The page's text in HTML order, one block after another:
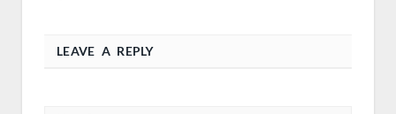
LEAVE A REPLY